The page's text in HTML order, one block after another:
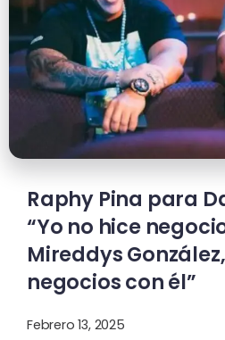
Raphy Pina para
“Yo no hice
Mireddys
negocios con él”
Febrero 13, 2025